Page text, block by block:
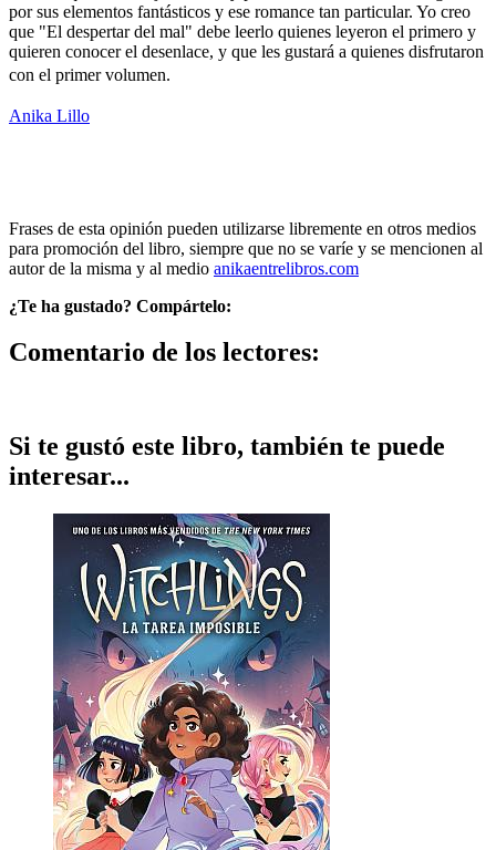
por sus elementos fantásticos y ese romance tan particular. Yo creo
que "El despertar del mal" debe leerlo quienes leyeron el primero y
quieren conocer el desenlace, y que les gustará a quienes disfrutaron
con el primer volumen.
Anika Lillo
Frases de esta opinión pueden utilizarse libremente en otros medios
para promoción del libro, siempre que no se varíe y se mencionen al
autor de la misma y al medio anikaentrelibros.com
¿Te ha gustado? Compártelo:
Comentario de los lectores:
Si te gustó este libro, también te puede
interesar...